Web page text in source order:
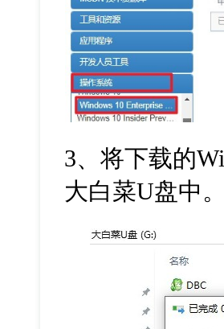
3、将下载的
大白菜U盘中。